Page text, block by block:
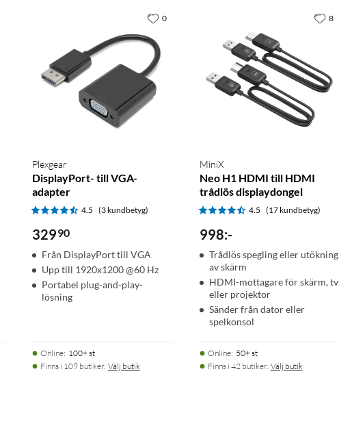
Plexgear
DisplayPort- till VGA-
adapter
4.5 (3 kundbetyg)
32990
Från DisplayPort till VGA
Upp till 1920x1200 @60 Hz
Portabel plug-and-play-
lösning
Online: 100+ st
Finns i 109 butiker. Välj butik
0
MiniX
Neo H1 HDMI till HDMI
trådlös displaydongel
4.5 (17 kundbetyg)
998:-
Trådlös spegling eller utökning
av skärm
HDMI-mottagare för skärm, tv
eller projektor
Sänder från dator eller
spelkonsol
Online: 50+ st
Finns i 42 butiker. Välj butik
8